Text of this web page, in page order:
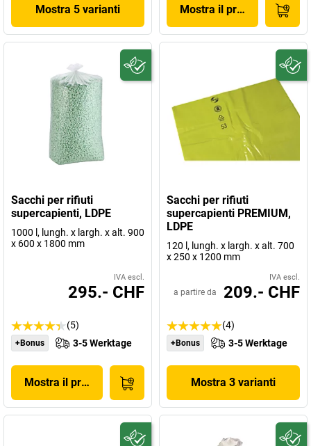
Mostra 5 varianti Mostra il prodotto
Sacchi per rifiuti
supercapienti, LDPE
1000 l, lungh. x largh. x alt. 900
x 600 x 1800 mm
IVA escl.
295.- CHF
(5)
+Bonus 3-5 Werktage
Mostra il prodotto
Sacchi per rifiuti
supercapienti PREMIUM,
LDPE
120 l, lungh. x largh. x alt. 700
x 250 x 1200 mm
IVA escl.
a partire da 209.- CHF
(4)
+Bonus 3-5 Werktage
Mostra 3 varianti